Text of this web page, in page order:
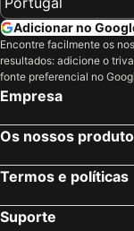
Adicionar no
Encontre facilmente os
resultados: adicione o
fonte preferencial no
Empresa
Os nossos
Termos e políticas
Suporte